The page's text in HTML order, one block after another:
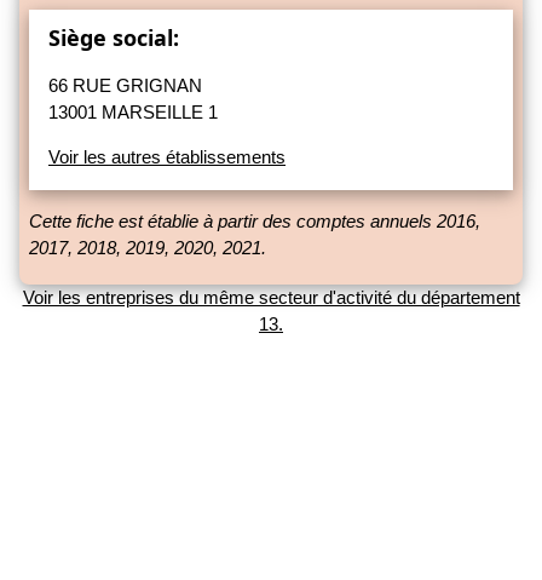
Siège social:
66 RUE GRIGNAN
13001 MARSEILLE 1
Voir les autres établissements
Cette fiche est établie à partir des comptes annuels 2016,
2017, 2018, 2019, 2020, 2021.
Voir les entreprises du même secteur d'activité du département
13.